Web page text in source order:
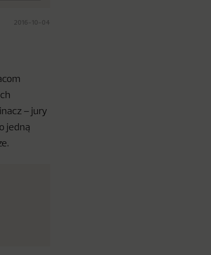
2016-10-04
– jury
jedną